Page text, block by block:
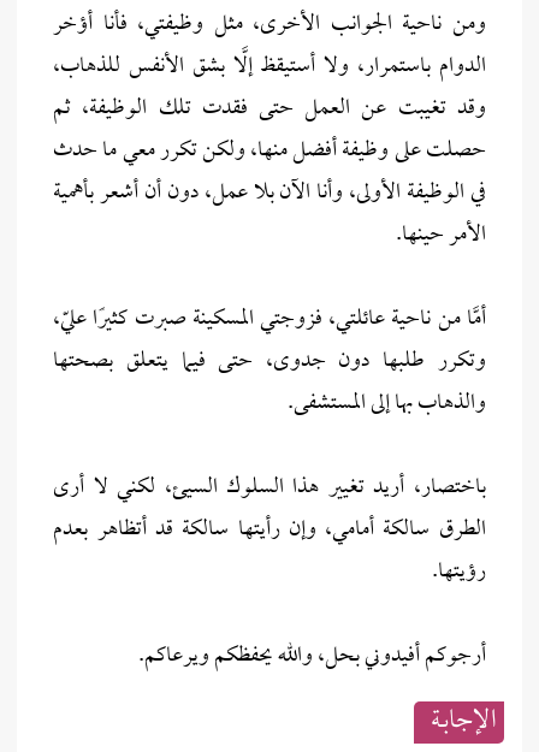
ومن ناحية الجوانب الأخرى، مثل وظيفتي، فأنا أؤخر
الدوام باستمرار، ولا أستيقظ إلَّا بشق الأنفس للذهاب،
وقد تغيبت عن العمل حتى فقدت تلك الوظيفة، ثم
حصلت على وظيفة أفضل منها، ولكن تكرر معي ما حدث
في الوظيفة الأولى، وأنا الآن بلا عمل، دون أن أشعر بأهمية
الأمر حينها.
أمَّا من ناحية عائلتي، فزوجتي المسكينة صبرت كثيرًا عليّ،
وتكرر طلبها دون جدوى، حتى فيما يتعلق بصحتها
والذهاب بها إلى المستشفى.
باختصار، أريد تغيير هذا السلوك السيئ، لكني لا أرى
الطرق سالكة أمامي، وإن رأيتها سالكة قد أتظاهر بعدم
رؤيتها.
أرجوكم أفيدوني بحل، والله يحفظكم ويرعاكم.
الإجابــة